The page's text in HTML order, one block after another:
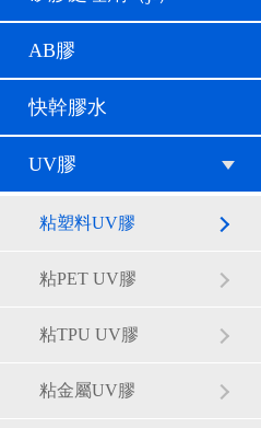
AB膠
快幹膠水
UV膠
粘塑料UV膠
粘PET UV膠
粘TPU UV膠
粘金屬UV膠